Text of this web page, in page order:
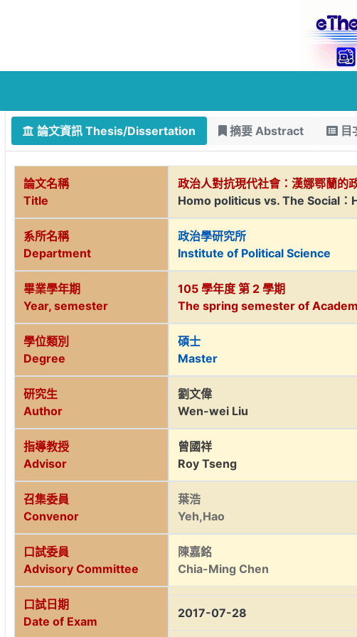
論文資訊 Thesis/Dissertation 摘要 Abstract 目
論文名稱
Title
政治人對抗現代社會：漢娜鄂蘭的
Homo politicus vs. The Social
系所名稱
Department
政治學研究所
Institute of Political Science
畢業學年期
Year, semester
105 學年度 第 2 學期
The spring semester of
學位類別
Degree
碩士
Master
研究生
Author
劉文偉
Wen-wei Liu
指導教授
Advisor
曾國祥
Roy Tseng
召集委員
Convenor
葉浩
Yeh,Hao
口試委員
Advisory Committee
陳嘉銘
Chia-Ming Chen
口試日期
Date of Exam
2017-07-28